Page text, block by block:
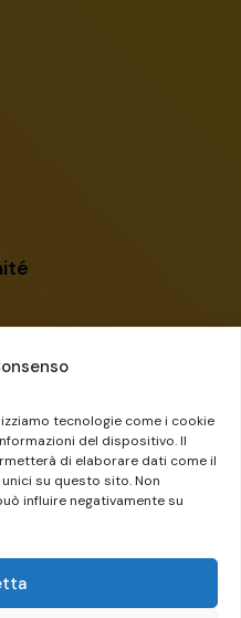
tecnologie come i cookie
del dispositivo. Il
di elaborare dati come il
su questo sito. Non
influire negativamente su